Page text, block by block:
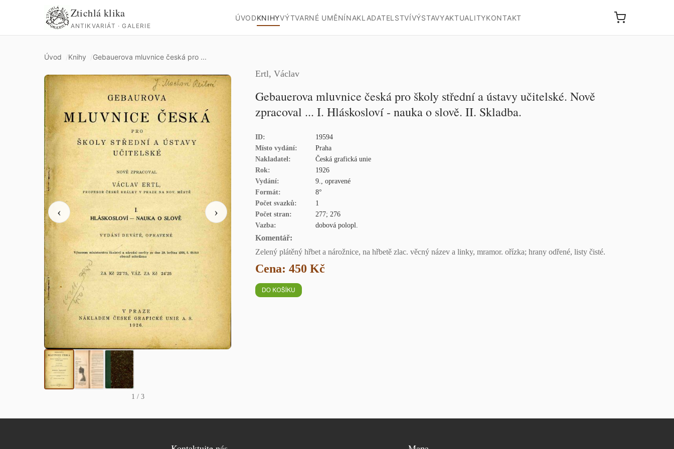
Ztichlá klika
ANTIKVARIÁT · GALERIE
ÚVODKNIHYVÝTVARNÉ UMĚNÍNAKLADATELSTVÍVÝSTAVYAKTUALITYKONTAKT
Úvod Knihy Gebauerova mluvnice česká pro ...
‹ ›
1 / 3
Ertl, Václav
Gebauerova mluvnice česká pro školy střední a ústavy učitelské. Nově
zpracoval ... I. Hláskosloví - nauka o slově. II. Skladba.
ID:
19594
Místo vydání:
Praha
Nakladatel:
Česká grafická unie
Rok:
1926
Vydání:
9., opravené
Formát:
8°
Počet svazků:
1
Počet stran:
277; 276
Vazba:
dobová polopl.
Komentář:
Zelený plátěný hřbet a nárožnice, na hřbetě zlac. věcný název a linky, mramor. ořízka; hrany odřené, listy čisté.
Cena: 450 Kč